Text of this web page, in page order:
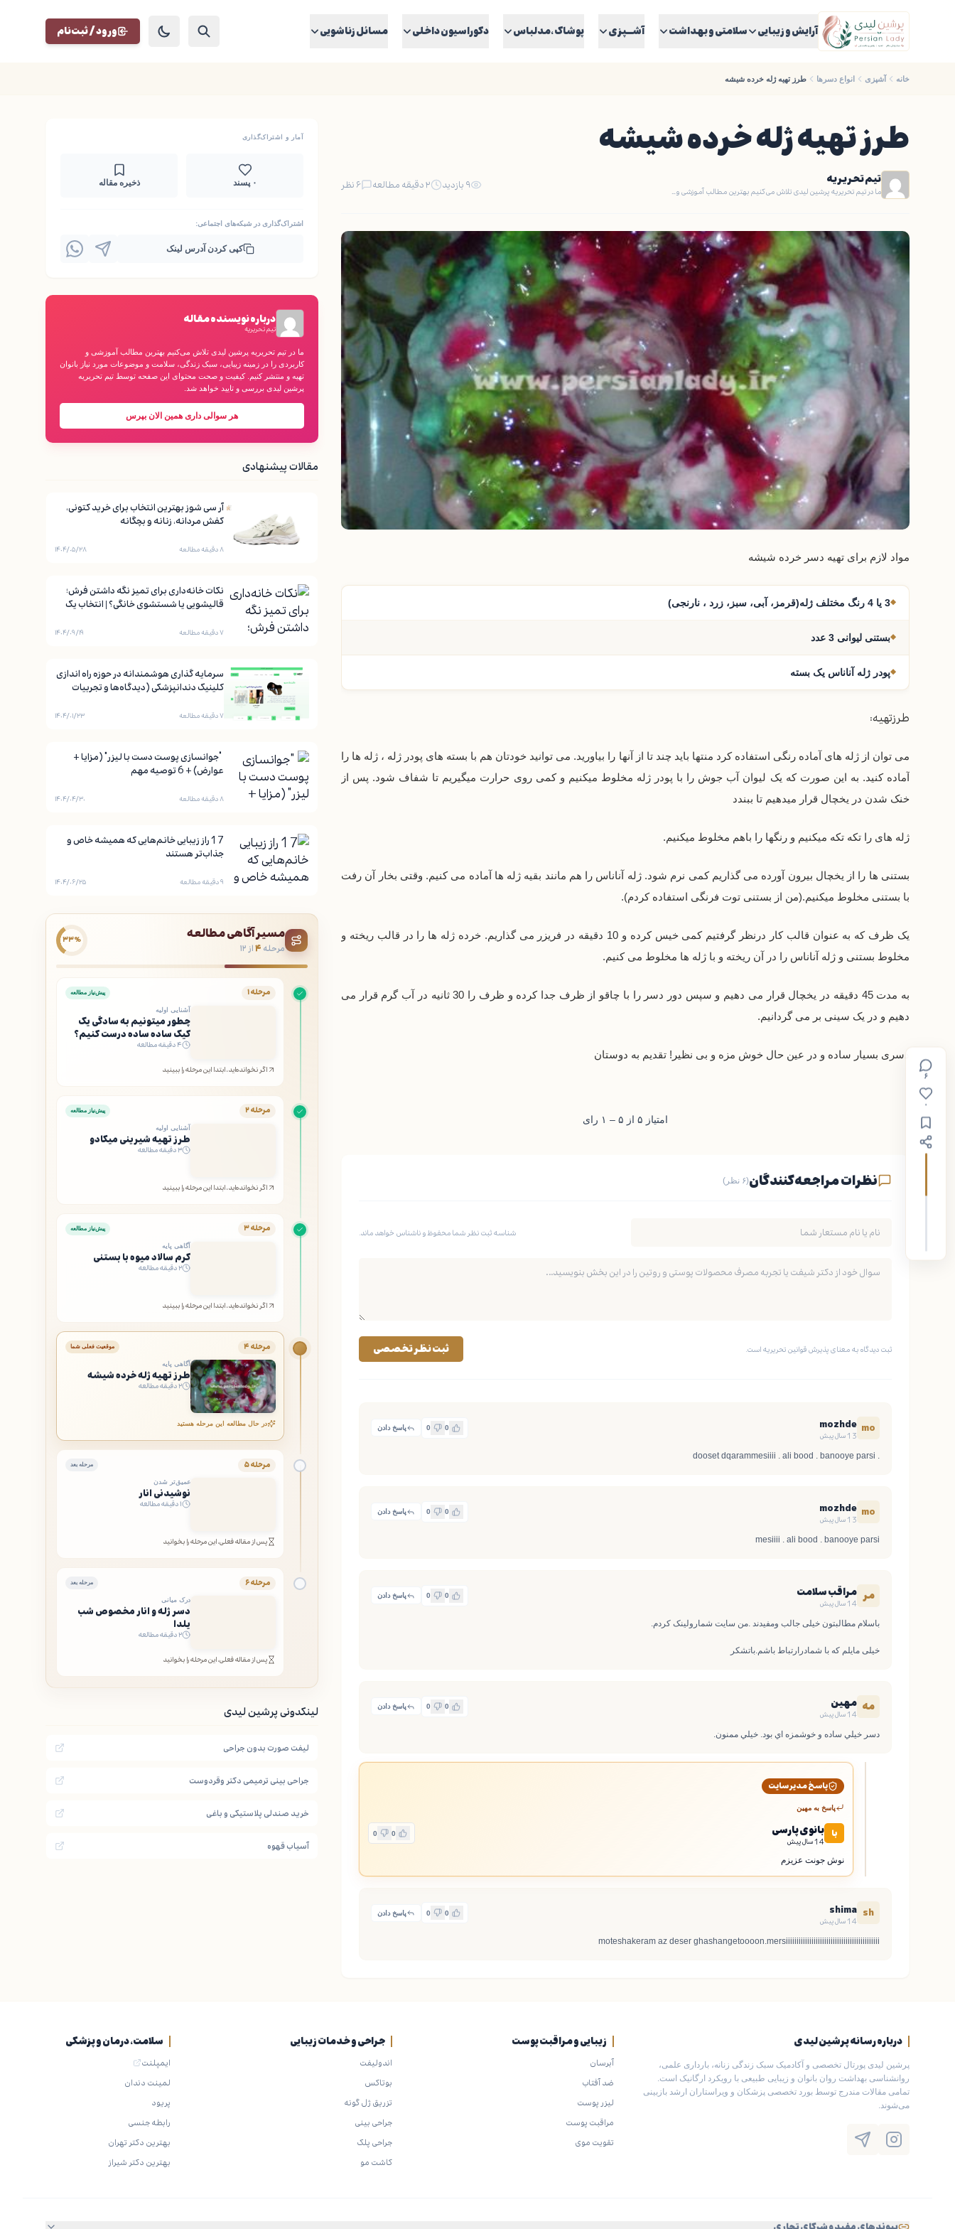
آرایش و زیبایی سلامتی و بهداشت آشــپزی پوشاک ،مدلباس دکوراسیون داخلی مسائل زناشویی ورود / ثبت‌نام
خانه آشپزی انواع دسرها طرز تهیه ژله خرده شیشه
طرز تهیه ژله خرده شیشه
تیم تحریریه
ما در تیم تحریریه پرشین لیدی تلاش می‌کنیم بهترین مطالب آموزشی و… ۹ بازدید ۲ دقیقه مطالعه ۶ نظر
مواد لازم برای تهیه دسر خرده شیشه
3 یا 4 رنگ مختلف ژله(قرمز، آبی، سبز، زرد ، نارنجی)
بستنی لیوانی 3 عدد
پودر ژله آناناس یک بسته
طرزتهیه:
می توان از ژله های آماده رنگی استفاده کرد منتها باید چند تا از آنها را بیاورید. می توانید خودتان هم با بسته های پودر ژله ، ژله ها را
آماده کنید. به این صورت که یک لیوان آب جوش را با پودر ژله مخلوط میکنیم و کمی روی حرارت میگیریم تا شفاف شود. پس از
خنک شدن در یخچال قرار میدهیم تا ببندد
ژله های را تکه تکه میکنیم و رنگها را باهم مخلوط میکنیم.
بستنی ها را از یخچال بیرون آورده می گذاریم کمی نرم شود. ژله آناناس را هم مانند بقیه ژله ها آماده می کنیم. وقتی بخار آن رفت
با بستنی مخلوط میکنیم.(من از بستنی توت فرنگی استفاده کردم).
یک ظرف که به عنوان قالب کار درنظر گرفتیم کمی خیس کرده و 10 دقیقه در فریزر می گذاریم. خرده ژله ها را در قالب ریخته و
مخلوط بستنی و ژله آناناس را در آن ریخته و با ژله ها مخلوط می کنیم.
به مدت 45 دقیقه در یخچال قرار می دهیم و سپس دور دسر را با چاقو از ظرف جدا کرده و ظرف را 30 ثانیه در آب گرم قرار می
دهیم و در یک سینی بر می گردانیم.
دسری بسیار ساده و در عین حال خوش مزه و بی نظیر! تقدیم به دوستان
امتیاز ۵ از ۵ – ۱ رای
نظرات مراجعه‌کنندگان(۶ نظر)
شناسه ثبت نظر شما محفوظ و ناشناس خواهد ماند.
ثبت دیدگاه به معنای پذیرش قوانین تحریریه است. ثبت نظر تخصصی
mo
mozhde
13 سال پیش
0
0 پاسخ دادن
. dooset dqarammesiiii . ali bood . banooye parsi
mo
mozhde
13 سال پیش
0
0 پاسخ دادن
mesiiii . ali bood . banooye parsi
مر مراقب سلامت
14 سال پیش
0
0 پاسخ دادن
خیلی مایلم که با شمادرارتباط باشم.باتشکر
مه مهين
14 سال پیش
0
0 پاسخ دادن
دسر خيلي ساده و خوشمزه اي بود. خيلي ممنون.
پاسخ مدیر سایت
پاسخ به مهين
با بانوی پارسی
14 سال پیش
0
0
نوش جونت عزیزم
sh
shima
14 سال پیش
0
0 پاسخ دادن
moteshakeram az deser ghashangetoooon.mersiiiiiiiiiiiiiiiiiiiiiiiiiiiiiiiiiiiiiiiiiiii
آمار و اشتراک‌گذاری
۰ پسند ذخیره مقاله
اشتراک‌گذاری در شبکه‌های اجتماعی:
کپی کردن آدرس لینک
درباره نویسنده مقاله
تیم تحریریه
ما در تیم تحریریه پرشین لیدی تلاش می‌کنیم بهترین مطالب آموزشی و
کاربردی را در زمینه زیبایی، سبک زندگی، سلامت و موضوعات مورد نیاز بانوان
تهیه و منتشر کنیم. کیفیت و صحت محتوای این صفحه توسط تیم تحریریه
پرشین لیدی بررسی و تایید خواهد شد.
هر سوالی داری همین الان بپرس
مقالات پیشنهادی
آر سی شوز بهترین انتخاب برای خرید کتونی،
کفش مردانه، زنانه و بچگانه
۸ دقیقه مطالعه ۱۴۰۴/۰۵/۲۸
نکات خانه‌داری برای تمیز نگه داشتن فرش؛
قالیشویی یا شستشوی خانگی؟ | انتخاب یک
۷ دقیقه مطالعه ۱۴۰۴/۰۹/۱۹
سرمایه ‌گذاری هوشمندانه در حوزه راه اندازی
کلینیک دندانپزشکی (دیدگاه‌ها و تجربیات
۷ دقیقه مطالعه ۱۴۰۴/۰۱/۲۳
“جوانسازی پوست دست با لیزر” (مزایا +
عوارض) + 6 توصیه مهم
۸ دقیقه مطالعه ۱۴۰۴/۰۴/۳۰
17 راز زیبایی خانم‌هایی که همیشه خاص و
جذاب‌تر هستند
۹ دقیقه مطالعه ۱۴۰۴/۰۶/۲۵
مسیر آگاهی مطالعه
مرحله ۴از ۱۲
۳۳٪
مرحله ۱ پیش‌نیاز مطالعه
آشنایی اولیه
چطور میتونیم به سادگی یک
کیک ساده ساده درست کنیم؟
۴ دقیقه مطالعه
اگر نخوانده‌اید، ابتدا این مرحله را ببینید
مرحله ۲ پیش‌نیاز مطالعه
آشنایی اولیه
طرز تهیه شیرینی میکادو
۳ دقیقه مطالعه
اگر نخوانده‌اید، ابتدا این مرحله را ببینید
مرحله ۳ پیش‌نیاز مطالعه
آگاهی پایه
کرم سالاد میوه با بستنی
۲ دقیقه مطالعه
اگر نخوانده‌اید، ابتدا این مرحله را ببینید
مرحله ۴ موقعیت فعلی شما
آگاهی پایه
طرز تهیه ژله خرده شیشه
۲ دقیقه مطالعه
در حال مطالعه این مرحله هستید
مرحله ۵ مرحله بعد
عمیق‌تر شدن
نوشیدنی انار
۱ دقیقه مطالعه
پس از مقاله فعلی، این مرحله را بخوانید
مرحله ۶ مرحله بعد
درک میانی
دسر ژله و انار مخصوص شب
یلدا
۲ دقیقه مطالعه
پس از مقاله فعلی، این مرحله را بخوانید
لینکدونی پرشین لیدی
لیفت صورت بدون جراحی
جراحی بینی ترمیمی دکتر وقردوست
خرید صندلی پلاستیکی و باغی
آسیاب قهوه
۶
۰
درباره رسانه پرشین لیدی
پرشین لیدی پورتال تخصصی و آکادمیک سبک زندگی زنانه، بارداری علمی،
روانشناسی بهداشت روان بانوان و زیبایی طبیعی با رویکرد ارگانیک است.
تمامی مقالات مندرج توسط بورد تخصصی پزشکان و ویراستاران ارشد بازبینی
می‌شوند.
زیبایی و مراقبت پوست
آبرسان
ضد آفتاب
لیزر پوست
مراقبت پوست
تقویت موی
جراحی و خدمات زیبایی
اندولیفت
بوتاکس
تزریق ژل گونه
جراحی بینی
جراحی پلک
کاشت مو
سلامت، درمان و پزشکی
ایمپلنت
لمینت دندان
پریود
رابطه جنسی
بهترین دکتر تهران
بهترین دکتر شیراز